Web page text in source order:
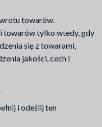
towarów.
towarów tylko wtedy, gdy
się z towarami,
jakości, cech i
i odeślij ten